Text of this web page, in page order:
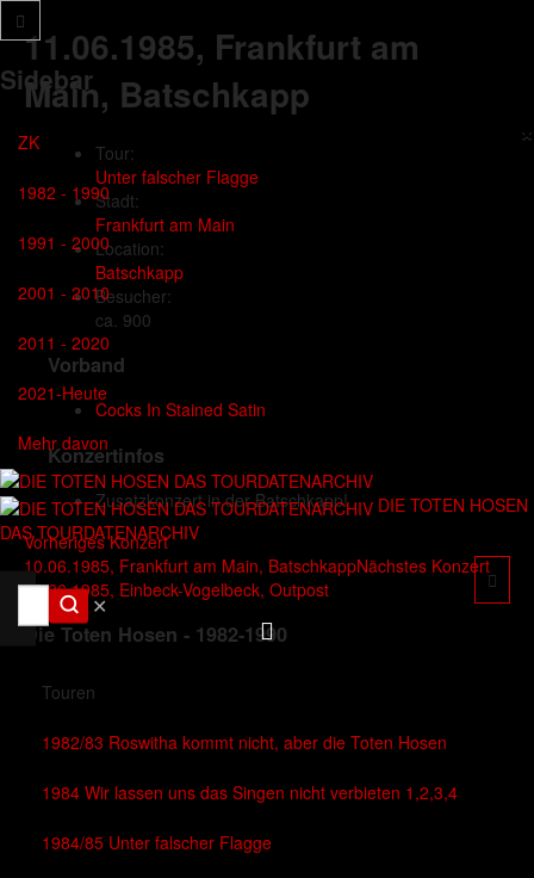
Sidebar
×
ZK
1982 - 1990
1991 - 2000
2001 - 2010
2011 - 2020
2021-Heute
Mehr davon
DIE TOTEN HOSEN
DAS TOURDATENARCHIV
✕
11.06.1985, Frankfurt am
Main, Batschkapp
Tour:
Unter falscher Flagge
Stadt:
Frankfurt am Main
Location:
Batschkapp
Besucher:
ca. 900
Vorband
Cocks In Stained Satin
Konzertinfos
Zusatzkonzert in der Batschkapp!
Vorheriges Konzert
10.06.1985, Frankfurt am Main, BatschkappNächstes Konzert
12.06.1985, Einbeck-Vogelbeck, Outpost
Die Toten Hosen - 1982-1990
Touren
1982/83 Roswitha kommt nicht, aber die Toten Hosen
1984 Wir lassen uns das Singen nicht verbieten 1,2,3,4
1984/85 Unter falscher Flagge